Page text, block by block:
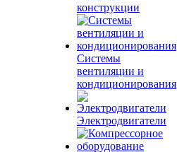
конструкции
Системы
вентиляции и
кондиционирования
Электродвигатели